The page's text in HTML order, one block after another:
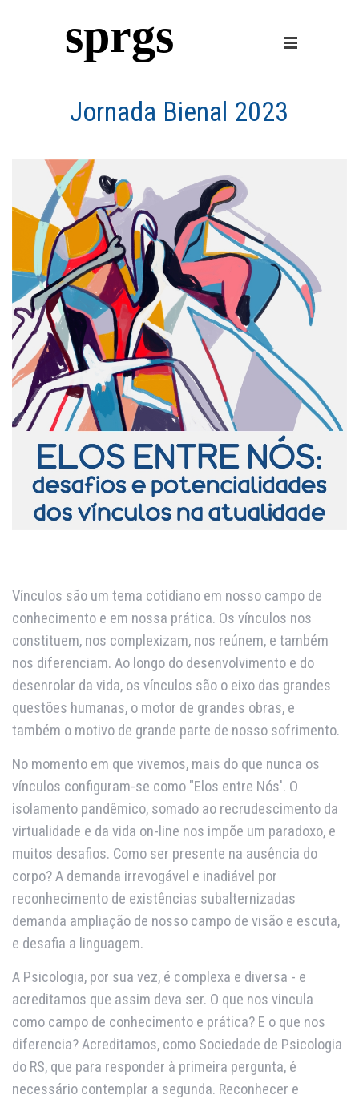
sprgs
Jornada Bienal 2023
Vínculos são um tema cotidiano em nosso campo de
conhecimento e em nossa prática. Os vínculos nos
constituem, nos complexizam, nos reúnem, e também
nos diferenciam. Ao longo do desenvolvimento e do
desenrolar da vida, os vínculos são o eixo das grandes
questões humanas, o motor de grandes obras, e
também o motivo de grande parte de nosso sofrimento.
No momento em que vivemos, mais do que nunca os
vínculos configuram-se como "Elos entre Nós'. O
isolamento pandêmico, somado ao recrudescimento da
virtualidade e da vida on-line nos impõe um paradoxo, e
muitos desafios. Como ser presente na ausência do
corpo? A demanda irrevogável e inadiável por
reconhecimento de existências subalternizadas
demanda ampliação de nosso campo de visão e escuta,
e desafia a linguagem.
A Psicologia, por sua vez, é complexa e diversa - e
acreditamos que assim deva ser. O que nos vincula
como campo de conhecimento e prática? E o que nos
diferencia? Acreditamos, como Sociedade de Psicologia
do RS, que para responder à primeira pergunta, é
necessário contemplar a segunda. Reconhecer e